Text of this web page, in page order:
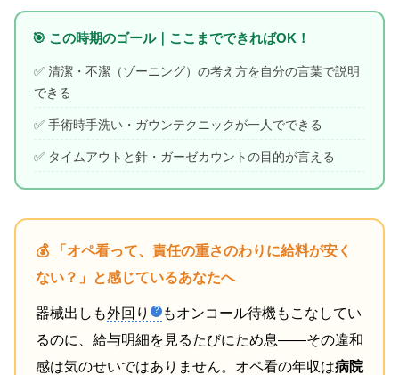
る術前訪問・術後訪問の目的と具体的な流れを徹底解説し
🎯 この時期のゴール｜ここまでできればOK！
✅ 清潔・不潔（ゾーニング）の考え方を自分の言葉で説明
できる
✅ 手術時手洗い・ガウンテクニックが一人でできる
✅ タイムアウトと針・ガーゼカウントの目的が言える
💰 「オペ看って、責任の重さのわりに給料が安く
ない？」と感じているあなたへ
器械出しも外回り
もオンコール待機もこなしてい
るのに、給与明細を見るたびにため息——その違和
感は気のせいではありません。オペ看の年収は病院